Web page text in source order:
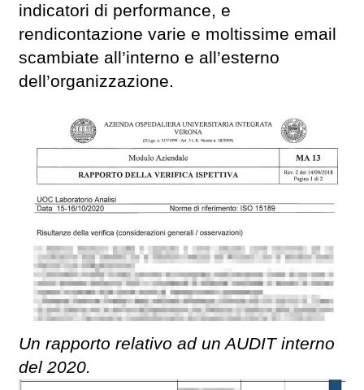
indicatori di performance, e
rendicontazione varie e moltissime email
scambiate all’interno e all’esterno
dell’organizzazione.
Un rapporto relativo ad un AUDIT interno
del 2020.